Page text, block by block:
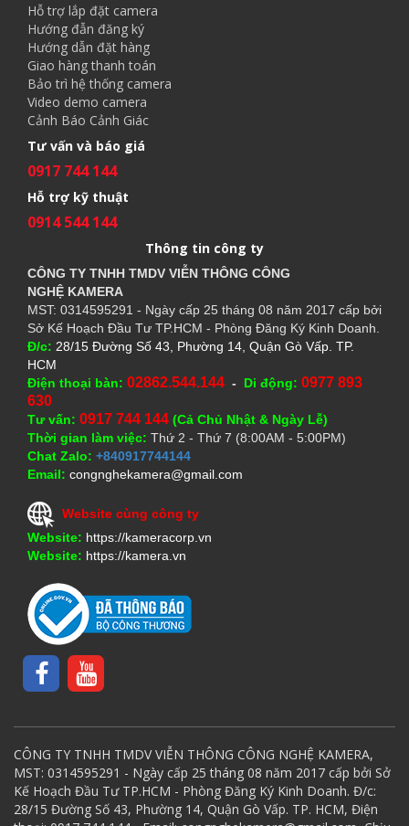
Hỗ trợ lắp đặt camera
Hướng đẫn đăng ký
Hướng dẫn đặt hàng
Giao hàng thanh toán
Bảo trì hệ thống camera
Video demo camera
Cảnh Báo Cảnh Giác
Tư vấn và báo giá
0917 744 144
Hỗ trợ kỹ thuật
0914 544 144
Thông tin công ty
CÔNG TY TNHH TMDV VIỄN THÔNG CÔNG
NGHỆ KAMERA
MST: 0314595291 - Ngày cấp 25 tháng 08 năm 2017 cấp bởi
Sở Kế Hoạch Đầu Tư TP.HCM - Phòng Đăng Ký Kinh Doanh.
Đ/c: 28/15 Đường Số 43, Phường 14, Quận Gò Vấp. TP.
HCM
Điện thoại bàn: 02862.544.144 - Di động: 0977 893
630
Tư vấn: 0917 744 144 (Cả Chủ Nhật & Ngày Lễ)
Thời gian làm việc: Thứ 2 - Thứ 7 (8:00AM - 5:00PM)
Chat Zalo: +840917744144
Email: congnghekamera@gmail.com
Website cùng công ty
Website: https://kameracorp.vn
Website: https://kamera.vn
CÔNG TY TNHH TMDV VIỄN THÔNG CÔNG NGHỆ KAMERA,
MST: 0314595291 - Ngày cấp 25 tháng 08 năm 2017 cấp bởi Sở
Kế Hoạch Đầu Tư TP.HCM - Phòng Đăng Ký Kinh Doanh. Đ/c:
28/15 Đường Số 43, Phường 14, Quận Gò Vấp. TP. HCM, Điện